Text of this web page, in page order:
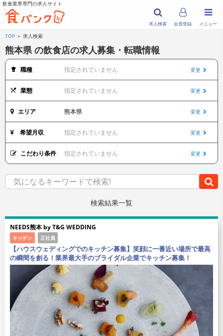
飲食業界専門の求人サイト
メニュー
求人検索 会員登録
TOP ＞ 求人検索
熊本県 の飲食店の求人募集・転職情報
職種 指定されていません 変更
業態 指定されていません 変更
エリア 熊本県 変更
希望月収 指定されていません 変更
こだわり条件 指定されていません 変更
検索結果一覧
NEEDS熊本 by T&G WEDDING
キッチン 正社員
【ハウスウェディングでのキッチン募集】笑顔に一番近い場所で最高
の瞬間を創る！業界最大手のブライダル企業でキッチン募集！